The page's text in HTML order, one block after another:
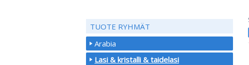
TUOTE RYHMÄT
Arabia
Lasi & kristalli & taidelasi